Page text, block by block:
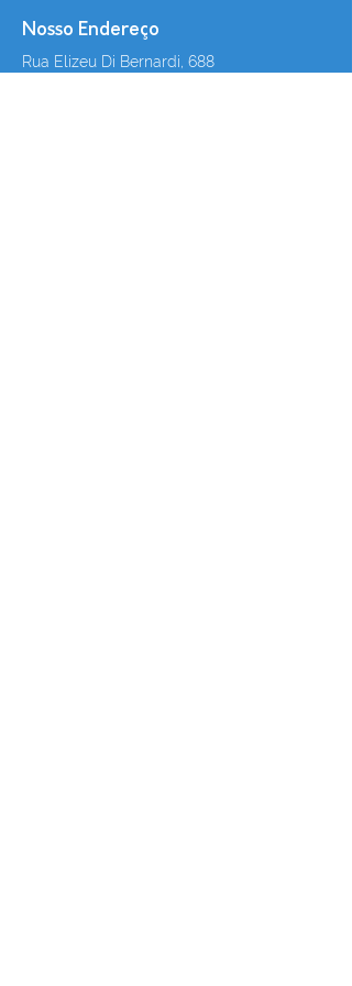
Nosso Endereço
Rua Elizeu Di Bernardi, 688